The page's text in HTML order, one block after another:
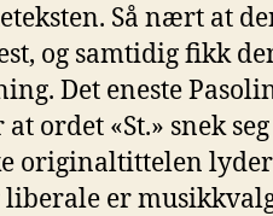
Så nært at
og samtidig fikk
Det eneste
ordet «St.» snek
originaltittelen lyder
liberale er